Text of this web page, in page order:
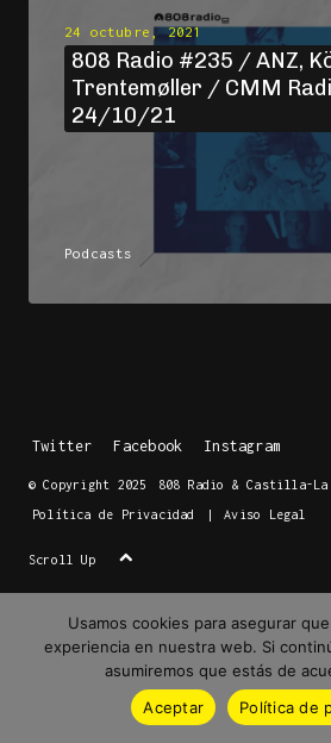
24 octubre, 2021
808 Radio #235 / ANZ,
Trentemøller / CMM
24/10/21
Podcasts
Twitter Facebook Instagram
© Copyright 2025 808 Radio & Castilla-La
Política de Privacidad | Aviso Legal
Scroll Up
Usamos cookies para asegurar
experiencia en nuestra web. Si
asumiremos que estás de
Aceptar
Política de